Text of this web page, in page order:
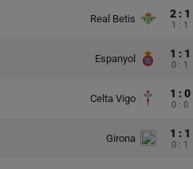
Real Betis 2 : 1
1 : 1
Espanyol 1 : 1
0 : 1
Celta Vigo 1 : 0
0 : 0
Girona 1 : 1
0 : 1